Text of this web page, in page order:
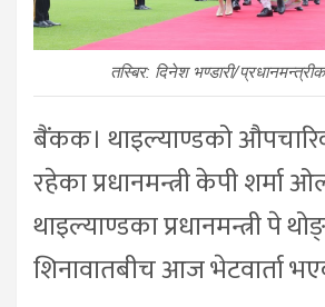
तस्बिर: दिनेश भण्डारी/
बैंकक। थाइल्याण्डको
रहेका प्रधानमन्त्री केपी शर्मा
थाइल्याण्डका प्रधानमन्त्री पे
शिनावातबीच आज भेटवार्ता